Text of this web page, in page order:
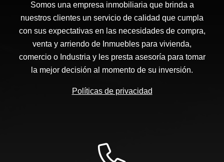
Somos una empresa inmobiliaria que brinda a
nuestros clientes un servicio de calidad que cumpla
con sus expectativas en las necesidades de compra,
venta y arriendo de Inmuebles para vivienda,
comercio o Industria y les presta asesoría para tomar
la mejor decisión al momento de su inversión.
Políticas de privacidad